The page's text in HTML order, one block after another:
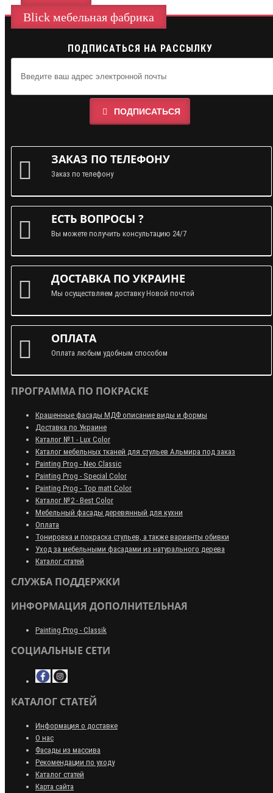
Blick мебельная фабрика
ПОДПИСАТЬСЯ НА РАССЫЛКУ
ПОДПИСАТЬСЯ
ЗАКАЗ ПО ТЕЛЕФОНУ
Заказ по телефону
ЕСТЬ ВОПРОСЫ ?
Вы можете получить консультацию 24/7
ДОСТАВКА ПО УКРАИНЕ
Мы осуществляем доставку Новой почтой
ОПЛАТА
Оплата любым удобным способом
ПРОГРАММА ПО ПОКРАСКЕ
Крашенные фасады МДФ описание виды и формы
Доставка по Украине
Каталог №1 - Lux Color
Каталог мебельных тканей для стульев Альмира под заказ
Painting Prog - Neo Classiс
Painting Prog - Special Color
Painting Prog - Top matt Color
Каталог №2 - Best Color
Мебельный фасады деревянный для кухни
Оплата
Тонировка и покраска стульев, а также варианты обивки
Уход за мебельными фасадами из натурального дерева
Каталог статей
СЛУЖБА ПОДДЕРЖКИ
ИНФОРМАЦИЯ ДОПОЛНИТЕЛЬНАЯ
Painting Prog - Classik
СОЦИАЛЬНЫЕ СЕТИ
КАТАЛОГ СТАТЕЙ
Информация о доставке
О нас
Фасады из массива
Рекомендации по уходу
Каталог статей
Карта сайта